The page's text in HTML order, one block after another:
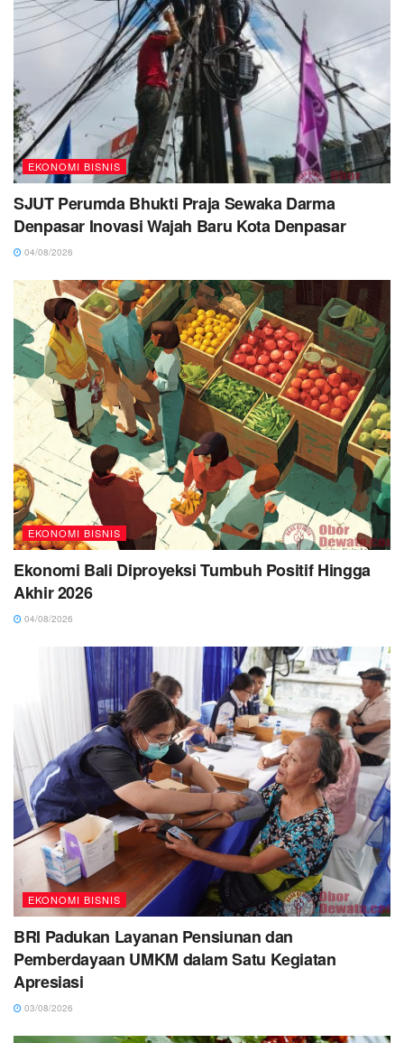
EKONOMI BISNIS
SJUT Perumda Bhukti Praja Sewaka Darma
Denpasar Inovasi Wajah Baru Kota Denpasar
04/08/2026
EKONOMI BISNIS
Ekonomi Bali Diproyeksi Tumbuh Positif Hingga
Akhir 2026
04/08/2026
EKONOMI BISNIS
BRI Padukan Layanan Pensiunan dan
Pemberdayaan UMKM dalam Satu Kegiatan
Apresiasi
03/08/2026